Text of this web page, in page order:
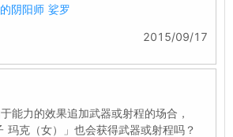
阴阳师 娑罗
2015/09/17
能力的效果追加武器或射程的场合，
玛克（女）」也会获得武器或射程吗？